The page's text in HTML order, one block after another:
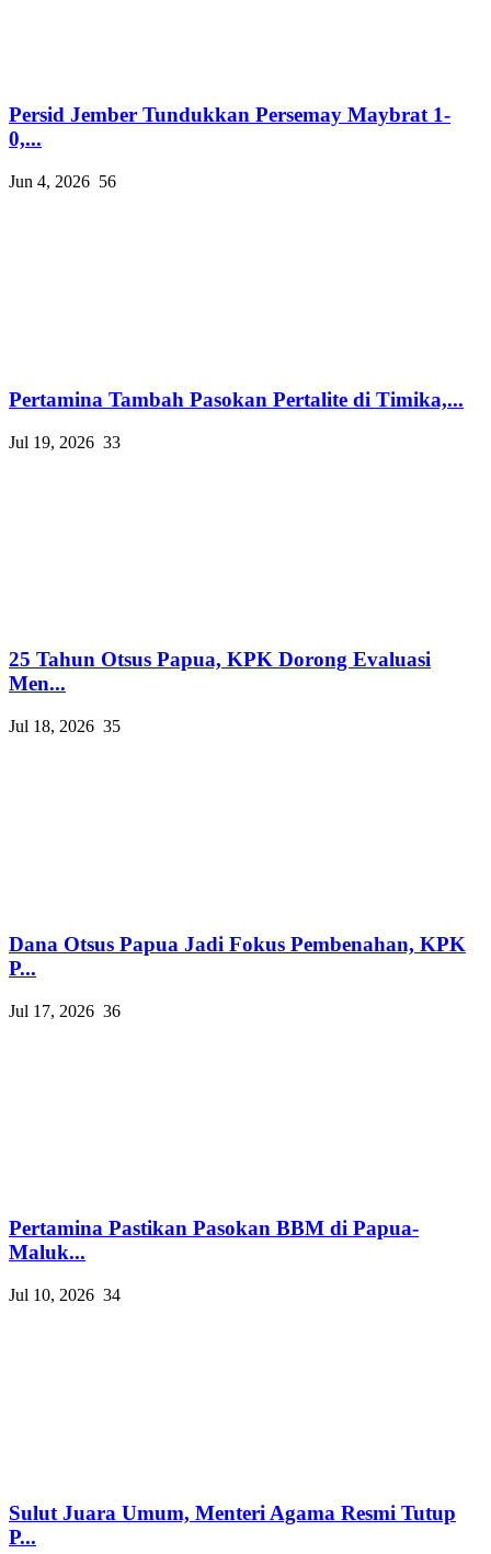
Persid Jember Tundukkan Persemay Maybrat 1-
0,...
Jun 4, 2026 56
Pertamina Tambah Pasokan Pertalite di Timika,...
Jul 19, 2026 33
25 Tahun Otsus Papua, KPK Dorong Evaluasi
Men...
Jul 18, 2026 35
Dana Otsus Papua Jadi Fokus Pembenahan, KPK
P...
Jul 17, 2026 36
Pertamina Pastikan Pasokan BBM di Papua-
Maluk...
Jul 10, 2026 34
Sulut Juara Umum, Menteri Agama Resmi Tutup
P...